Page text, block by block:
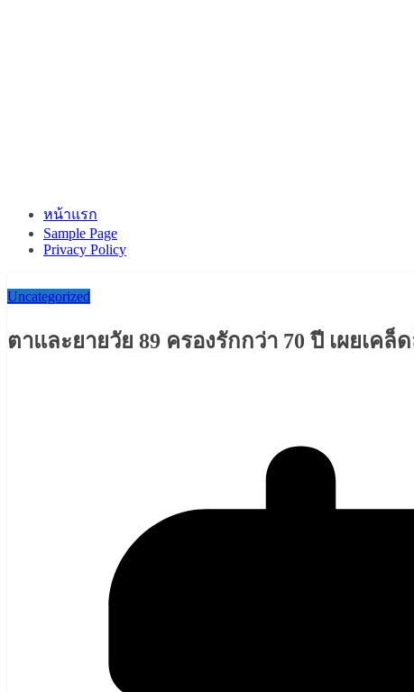
หน้าแรก
Sample Page
Privacy Policy
Uncategorized
ตาและยายวัย 89 ครองรักกว่า 70 ปี เผยเคล็